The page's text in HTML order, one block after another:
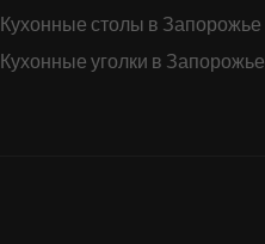
Кухонные столы в Запорожье
Кухонные уголки в Запорожье